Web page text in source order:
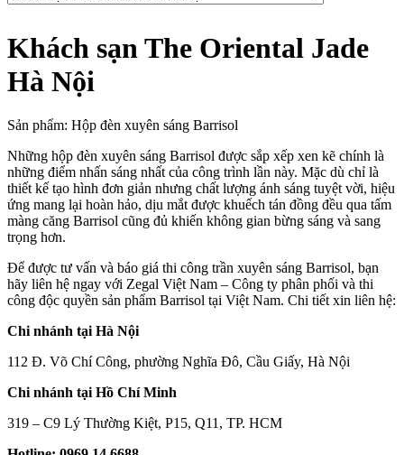
Khách sạn The Oriental Jade
Hà Nội
Sản phẩm: Hộp đèn xuyên sáng Barrisol
Những hộp đèn xuyên sáng Barrisol được sắp xếp xen kẽ chính là
những điểm nhấn sáng nhất của công trình lần này. Mặc dù chỉ là
thiết kế tạo hình đơn giản nhưng chất lượng ánh sáng tuyệt vời, hiệu
ứng mang lại hoàn hảo, dịu mắt được khuếch tán đồng đều qua tấm
màng căng Barrisol cũng đủ khiến không gian bừng sáng và sang
trọng hơn.
Để được tư vấn và báo giá thi công trần xuyên sáng Barrisol, bạn
hãy liên hệ ngay với Zegal Việt Nam – Công ty phân phối và thi
công độc quyền sản phẩm Barrisol tại Việt Nam. Chi tiết xin liên hệ:
Chi nhánh tại Hà Nội
112 Đ. Võ Chí Công, phường Nghĩa Đô, Cầu Giấy, Hà Nội
Chi nhánh tại Hồ Chí Minh
319 – C9 Lý Thường Kiệt, P15, Q11, TP. HCM